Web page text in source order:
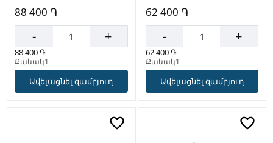
88 400 ֏
- +
88 400 ֏
Քանակ1
Ավելացնել զամբյուղ
62 400 ֏
- +
62 400 ֏
Քանակ1
Ավելացնել զամբյուղ